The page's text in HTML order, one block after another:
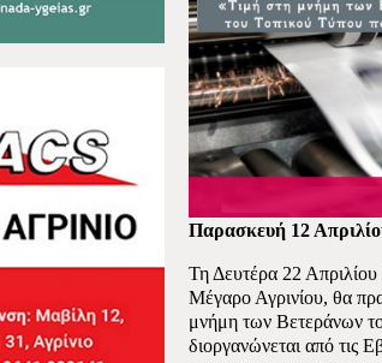
Παρασκευή 12
Τη Δευτέρα 22
Μέγαρο Αγρινίου, θα
μνήμη των Βετεράνων
διοργανώνεται από